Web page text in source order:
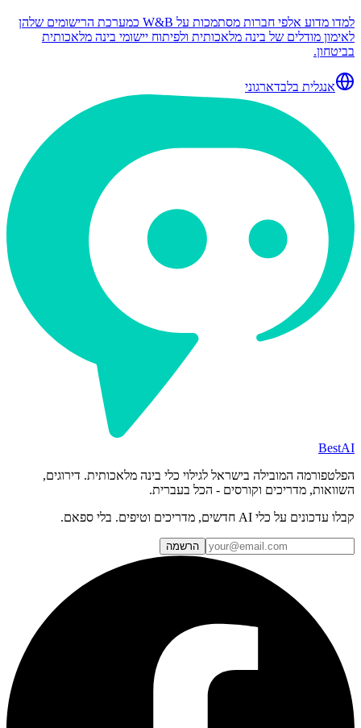
למדו מדוע אלפי חברות מסתמכות על W&B כמערכת הרישומים שלהן
לאימון מודלים של בינה מלאכותית ולפיתוח יישומי בינה מלאכותית
בביטחון.
אנגלית בלבדארגוני
BestAI
הפלטפורמה המובילה בישראל לגילוי כלי בינה מלאכותית. דירוגים,
השוואות, מדריכים וקורסים - הכל בעברית.
קבלו עדכונים על כלי AI חדשים, מדריכים וטיפים. בלי ספאם.
הרשמה